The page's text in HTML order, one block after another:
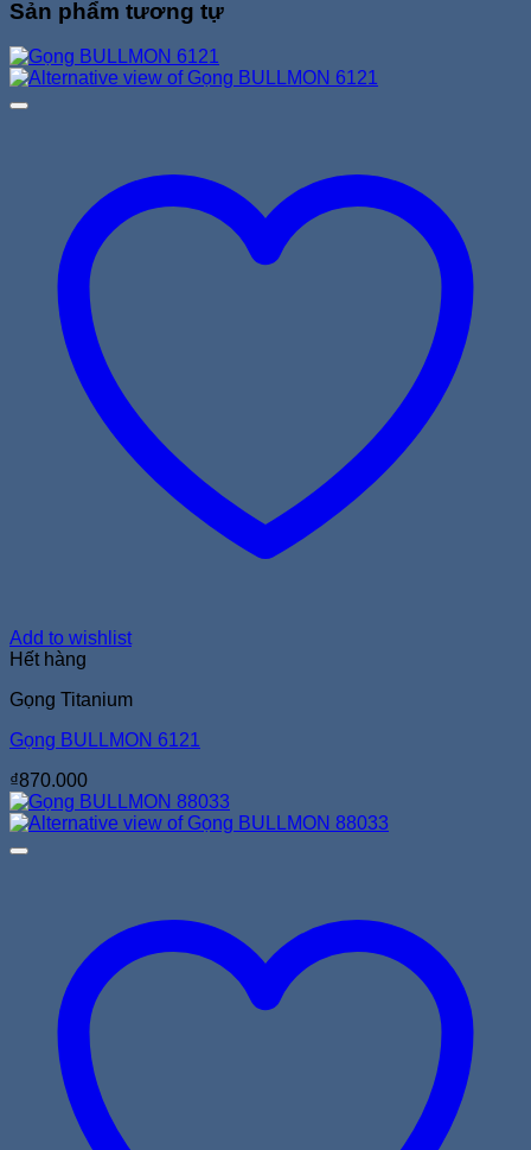
Sản phẩm tương tự
Add to wishlist
Hết hàng
Gọng Titanium
Gọng BULLMON 6121
₫870.000